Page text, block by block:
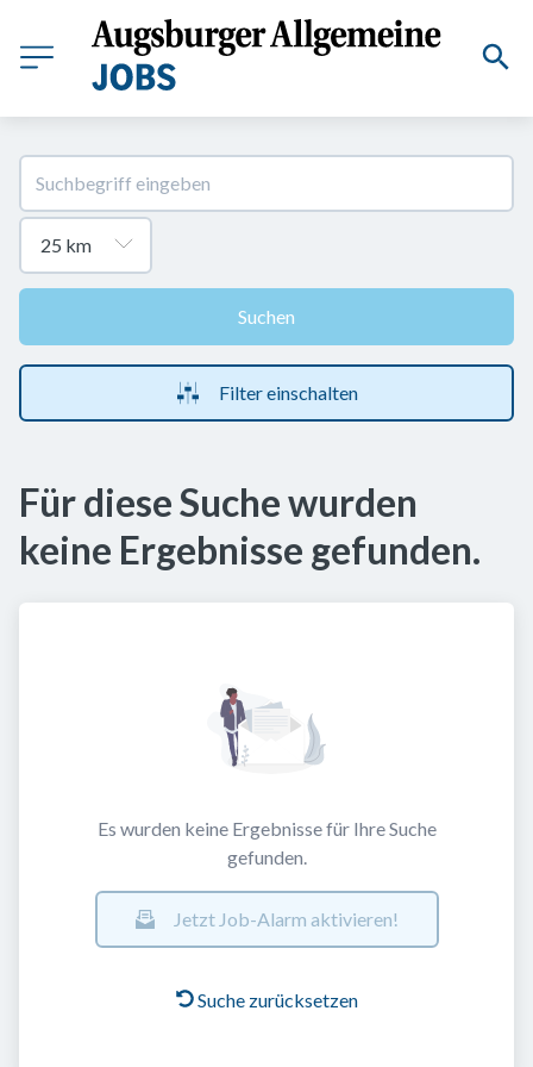
Suchen
Filter einschalten
Für diese Suche wurden
keine Ergebnisse gefunden.
Es wurden keine Ergebnisse für Ihre Suche
gefunden.
Jetzt Job-Alarm aktivieren!
Suche zurücksetzen